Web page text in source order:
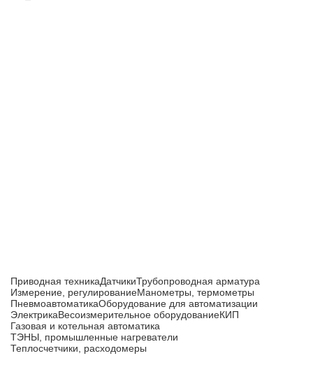
Приводная техникаДатчикиТрубопроводная арматура
Измерение, регулированиеМанометры, термометры
ПневмоавтоматикаОборудование для автоматизации
ЭлектрикаВесоизмерительное оборудованиеКИП
Газовая и котельная автоматика
ТЭНЫ, промышленные нагреватели
Теплосчетчики, расходомеры